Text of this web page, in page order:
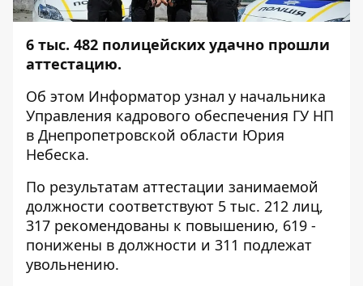
6 тыс. 482 полицейских удачно прошли
аттестацию.
Об этом Информатор узнал у начальника
Управления кадрового обеспечения ГУ НП
в Днепропетровской области Юрия
Небеска.
По результатам аттестации занимаемой
должности соответствуют 5 тыс. 212 лиц,
317 рекомендованы к повышению, 619 -
понижены в должности и 311 подлежат
увольнению.